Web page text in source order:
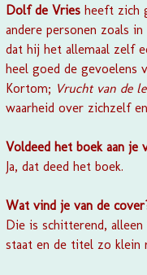
Dolf de Vries heeft zich
andere personen zoals
dat hij het allemaal zelf
heel goed de gevoelens
Kortom; Vrucht van de
waarheid over zichzelf
Voldeed het boek aan je
Ja, dat deed het boek.
Wat vind je van de
Die is schitterend,
staat en de titel zo klein